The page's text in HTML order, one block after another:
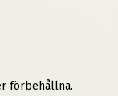
förbehållna.